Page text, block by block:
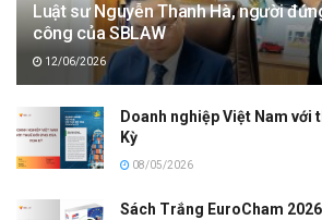
Luật sư Nguyễn Thanh Hà, người
công của SBLAW
12/06/2026
Doanh nghiệp Việt Nam với
Kỳ
08/05/2026
Sách Trắng EuroCham